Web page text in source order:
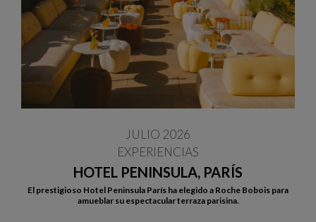
HOTEL PENINSULA, PARÍS
JULIO 2026
EXPERIENCIAS
El prestigioso Hotel Peninsula París ha elegido a Roche Bobois para
amueblar su espectacular terraza parisina.